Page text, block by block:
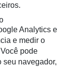
Analytics e
e medir o
pode
seu navegador,